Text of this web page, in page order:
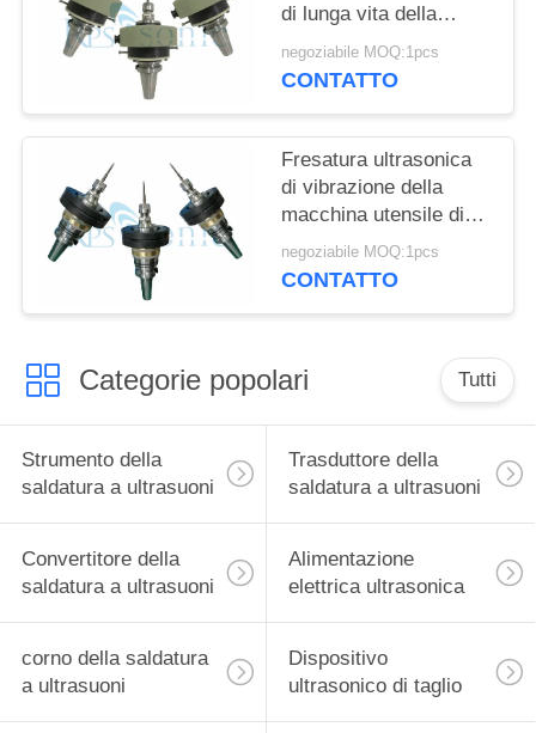
di lunga vita della
macchina utensile della
lega di alluminio
negoziabile MOQ:1pcs
CONTATTO
Fresatura ultrasonica
di vibrazione della
macchina utensile di
alta precisione
velocemente
negoziabile MOQ:1pcs
CONTATTO
Categorie popolari Tutti
Strumento della
saldatura a ultrasuoni
Trasduttore della
saldatura a ultrasuoni
Convertitore della
saldatura a ultrasuoni
Alimentazione
elettrica ultrasonica
corno della saldatura
a ultrasuoni
Dispositivo
ultrasonico di taglio